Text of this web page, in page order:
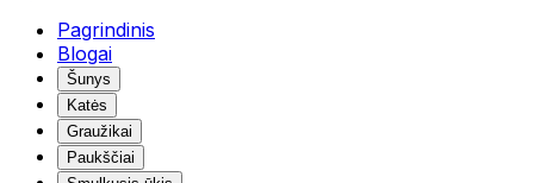
Pagrindinis
Blogai
Šunys
Katės
Graužikai
Paukščiai